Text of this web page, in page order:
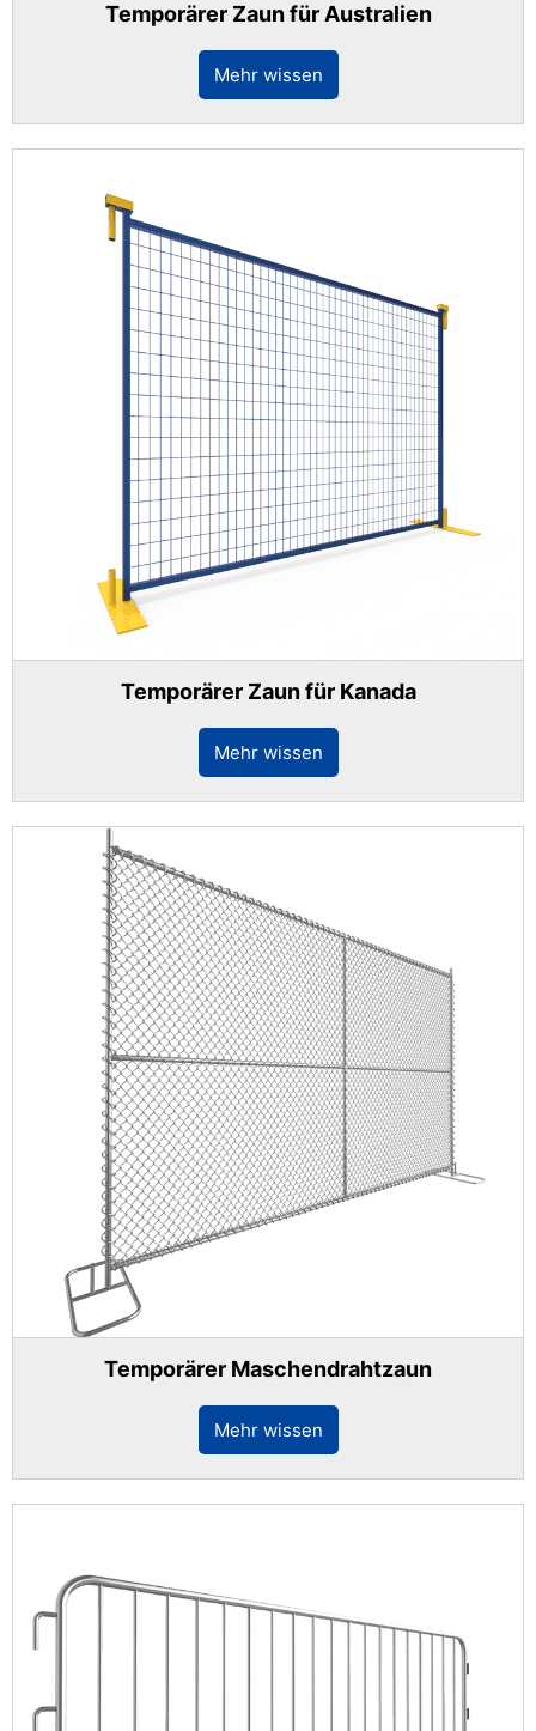
Temporärer Zaun für Australien
Mehr wissen
Temporärer Zaun für Kanada
Mehr wissen
Temporärer Maschendrahtzaun
Mehr wissen